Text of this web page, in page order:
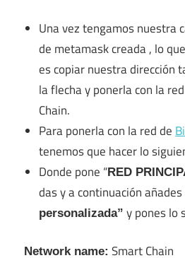
Una vez tengamos nuestra
de metamask creada , lo
es copiar nuestra dirección
la flecha y ponerla con la
Chain.
Para ponerla con la red de
tenemos que hacer lo
Donde pone “RED
das y a continuación añades
personalizada” y pones lo
Network name: Smart Chain